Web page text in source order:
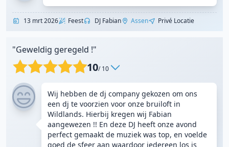
13 mrt 2026 Feest DJ Fabian Assen Privé Locatie
"Geweldig geregeld !"
10/ 10
Wij hebben de dj company gekozen om ons
een dj te voorzien voor onze bruiloft in
Wildlands. Hierbij kregen wij Fabian
aangewezen !! En deze DJ heeft onze avond
perfect gemaakt de muziek was top, en voelde
goed de sfeer aan waardoor iedereen los is